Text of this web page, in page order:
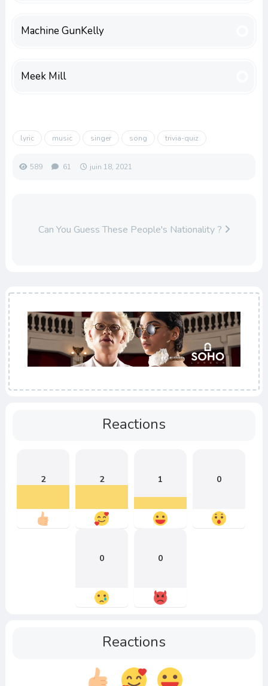
Machine GunKelly
Meek Mill
lyric music singer song trivia-quiz
589 61 juin 18, 2021
Can You Guess These People's Nationality ?
Reactions
2 2 1 0
0 0
Reactions